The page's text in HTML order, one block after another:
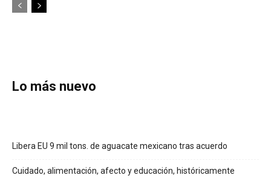
Lo más nuevo
Libera EU 9 mil tons. de aguacate mexicano tras acuerdo
Cuidado, alimentación, afecto y educación, históricamente